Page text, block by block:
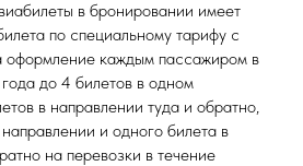
в бронировании имеет
по специальному тарифу с
оформление каждым пассажиром в
до 4 билетов в одном
в направлении туда и обратно,
и одного билета в
на перевозки в течение